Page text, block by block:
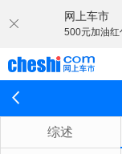
网上车市
500元加油红
综述